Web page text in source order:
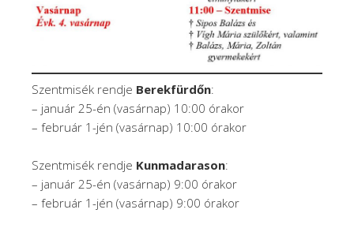
Szentmisék rendje Berekfürdőn:
– január 25-én (vasárnap) 10:00 órakor
– február 1-jén (vasárnap) 10:00 órakor
Szentmisék rendje Kunmadarason:
– január 25-én (vasárnap) 9:00 órakor
– február 1-jén (vasárnap) 9:00 órakor